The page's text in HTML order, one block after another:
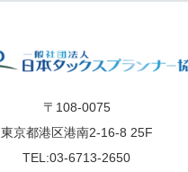
〒108-0075
東京都港区港南2-16-8 25F
TEL:03-6713-2650